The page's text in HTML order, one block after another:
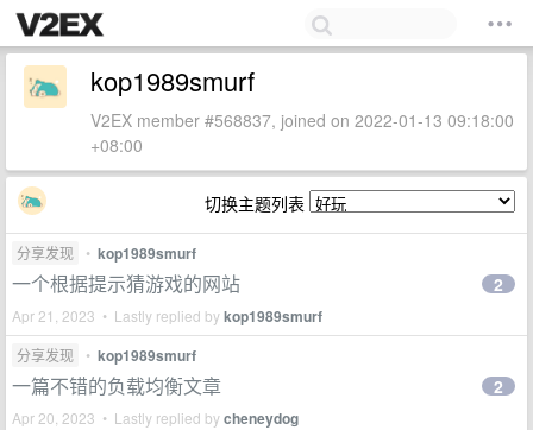
kop1989smurf
V2EX member #568837, joined on 2022-01-13 09:18:00
+08:00
切换主题列表
分享发现 • kop1989smurf
一个根据提示猜游戏的网站
Apr 21, 2023 • Lastly replied bykop1989smurf
2
分享发现 • kop1989smurf
一篇不错的负载均衡文章
Apr 20, 2023 • Lastly replied bycheneydog
2